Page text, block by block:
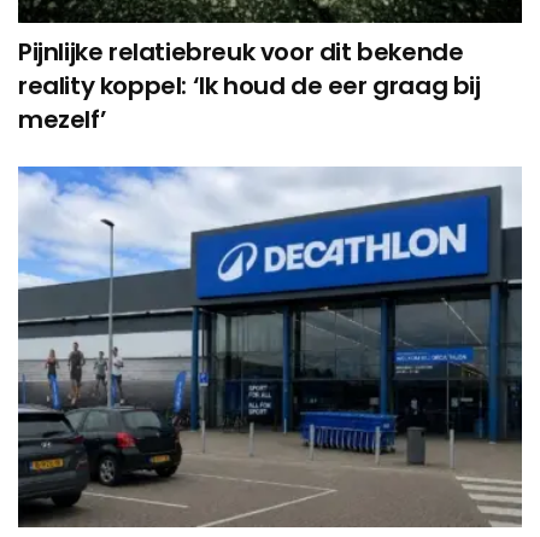
Pijnlijke relatiebreuk voor dit bekende
reality koppel: ‘Ik houd de eer graag bij
mezelf’